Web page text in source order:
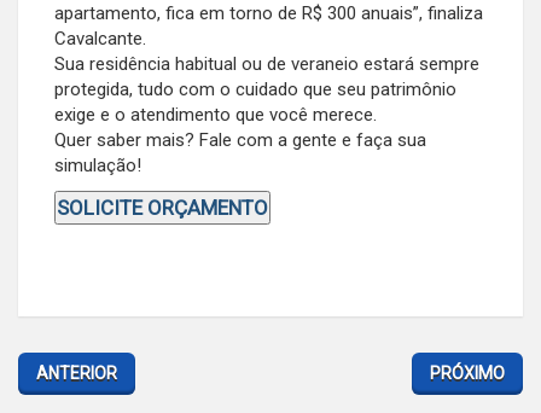
apartamento, fica em torno de R$ 300 anuais”, finaliza
Cavalcante.
Sua residência habitual ou de veraneio estará sempre
protegida, tudo com o cuidado que seu patrimônio
exige e o atendimento que você merece.
Quer saber mais? Fale com a gente e faça sua
simulação!
SOLICITE ORÇAMENTO
ANTERIOR PRÓXIMO